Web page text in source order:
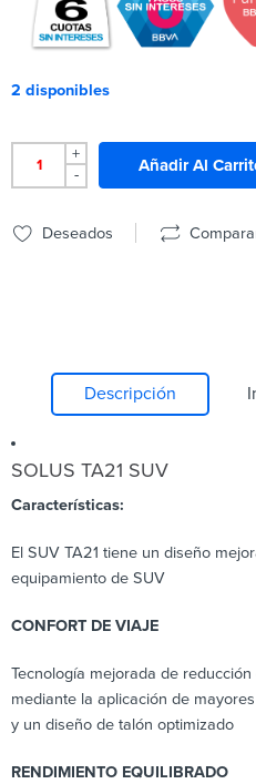
2 disponibles
+
-
Añadir Al
Deseados
Descripción
SOLUS TA21 SUV
Características:
El SUV TA21 tiene un diseño
equipamiento de SUV
CONFORT DE VIAJE
Tecnología mejorada de
mediante la aplicación de
y un diseño de talón optimizado
RENDIMIENTO EQUILIBRADO